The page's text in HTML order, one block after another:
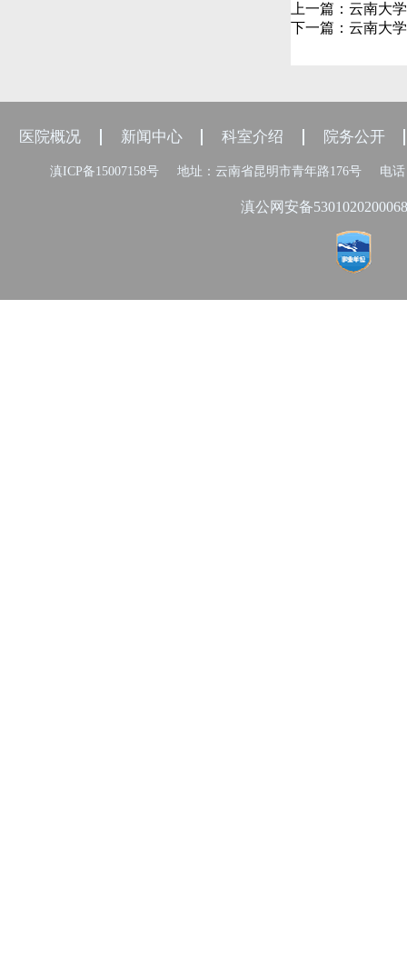
上一篇： 云南大
下一篇： 云南大
医院概况 新闻中心 科室介绍 院务公开
滇ICP备15007158号 地址：云南省昆明市青年路176号 电话
滇公网安备